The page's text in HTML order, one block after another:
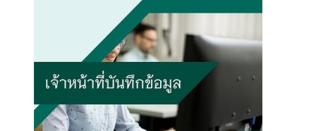
฿705.00
The
options
be
the